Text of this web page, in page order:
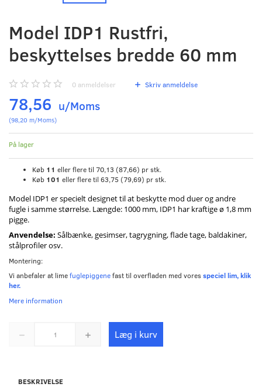
Model IDP1 Rustfri,
beskyttelses bredde 60 mm
0 anmeldelser Skriv anmeldelse
78,56 u/Moms
(98,20 m/Moms)
På lager
Køb 11 eller flere til 70,13 (87,66) pr stk.
Køb 101 eller flere til 63,75 (79,69) pr stk.
Model IDP1 er specielt designet til at beskytte mod duer og andre
fugle i samme størrelse. Længde: 1000 mm, IDP1 har kraftige ø 1,8 mm
pigge.
Anvendelse: Sålbænke, gesimser, tagrygning, flade tage, baldakiner,
stålprofiler osv.
Montering:
Vi anbefaler at limefuglepiggenefast til overfladen med voresspeciel lim, klik
her.
Mere information
Læg i kurv
BESKRIVELSE